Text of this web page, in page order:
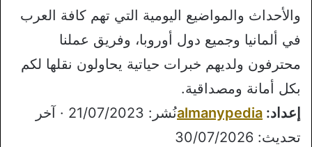
والأحداث والمواضيع اليومية التي تهم كافة العرب
في ألمانيا وجميع دول أوروبا، وفريق عملنا
محترفون ولديهم خبرات حياتية يحاولون نقلها لكم
بكل أمانة ومصداقية.
إعداد: almanypedia
نُشر: 21/07/2023 · آخر
تحديث: 30/07/2026